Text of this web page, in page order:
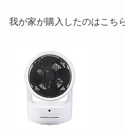
我が家が購入したのはこち